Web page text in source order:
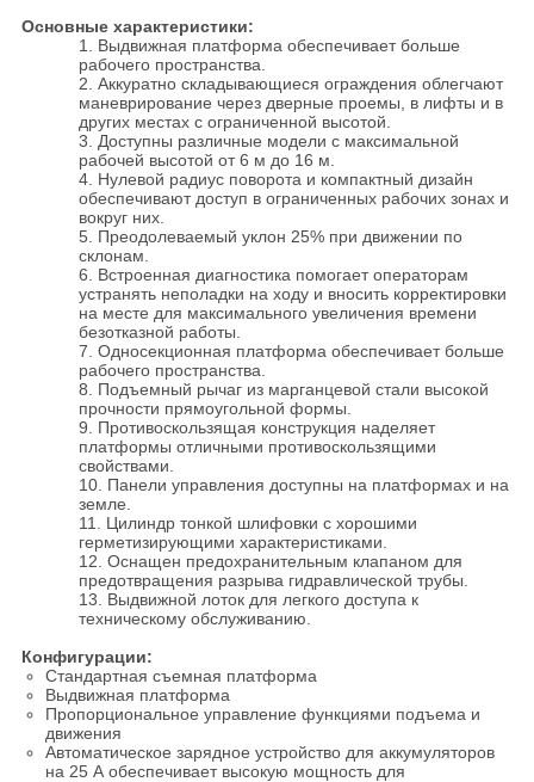
Основные характеристики:
1. Выдвижная платформа обеспечивает больше
рабочего пространства.
2. Аккуратно складывающиеся ограждения облегчают
маневрирование через дверные проемы, в лифты и в
других местах с ограниченной высотой.
3. Доступны различные модели с максимальной
рабочей высотой от 6 м до 16 м.
4. Нулевой радиус поворота и компактный дизайн
обеспечивают доступ в ограниченных рабочих зонах и
вокруг них.
5. Преодолеваемый уклон 25% при движении по
склонам.
6. Встроенная диагностика помогает операторам
устранять неполадки на ходу и вносить корректировки
на месте для максимального увеличения времени
безотказной работы.
7. Односекционная платформа обеспечивает больше
рабочего пространства.
8. Подъемный рычаг из марганцевой стали высокой
прочности прямоугольной формы.
9. Противоскользящая конструкция наделяет
платформы отличными противоскользящими
свойствами.
10. Панели управления доступны на платформах и на
земле.
11. Цилиндр тонкой шлифовки с хорошими
герметизирующими характеристиками.
12. Оснащен предохранительным клапаном для
предотвращения разрыва гидравлической трубы.
13. Выдвижной лоток для легкого доступа к
техническому обслуживанию.
Конфигурации:
Стандартная съемная платформа
Выдвижная платформа
Пропорциональное управление функциями подъема и
движения
Автоматическое зарядное устройство для аккумуляторов
на 25 А обеспечивает высокую мощность для